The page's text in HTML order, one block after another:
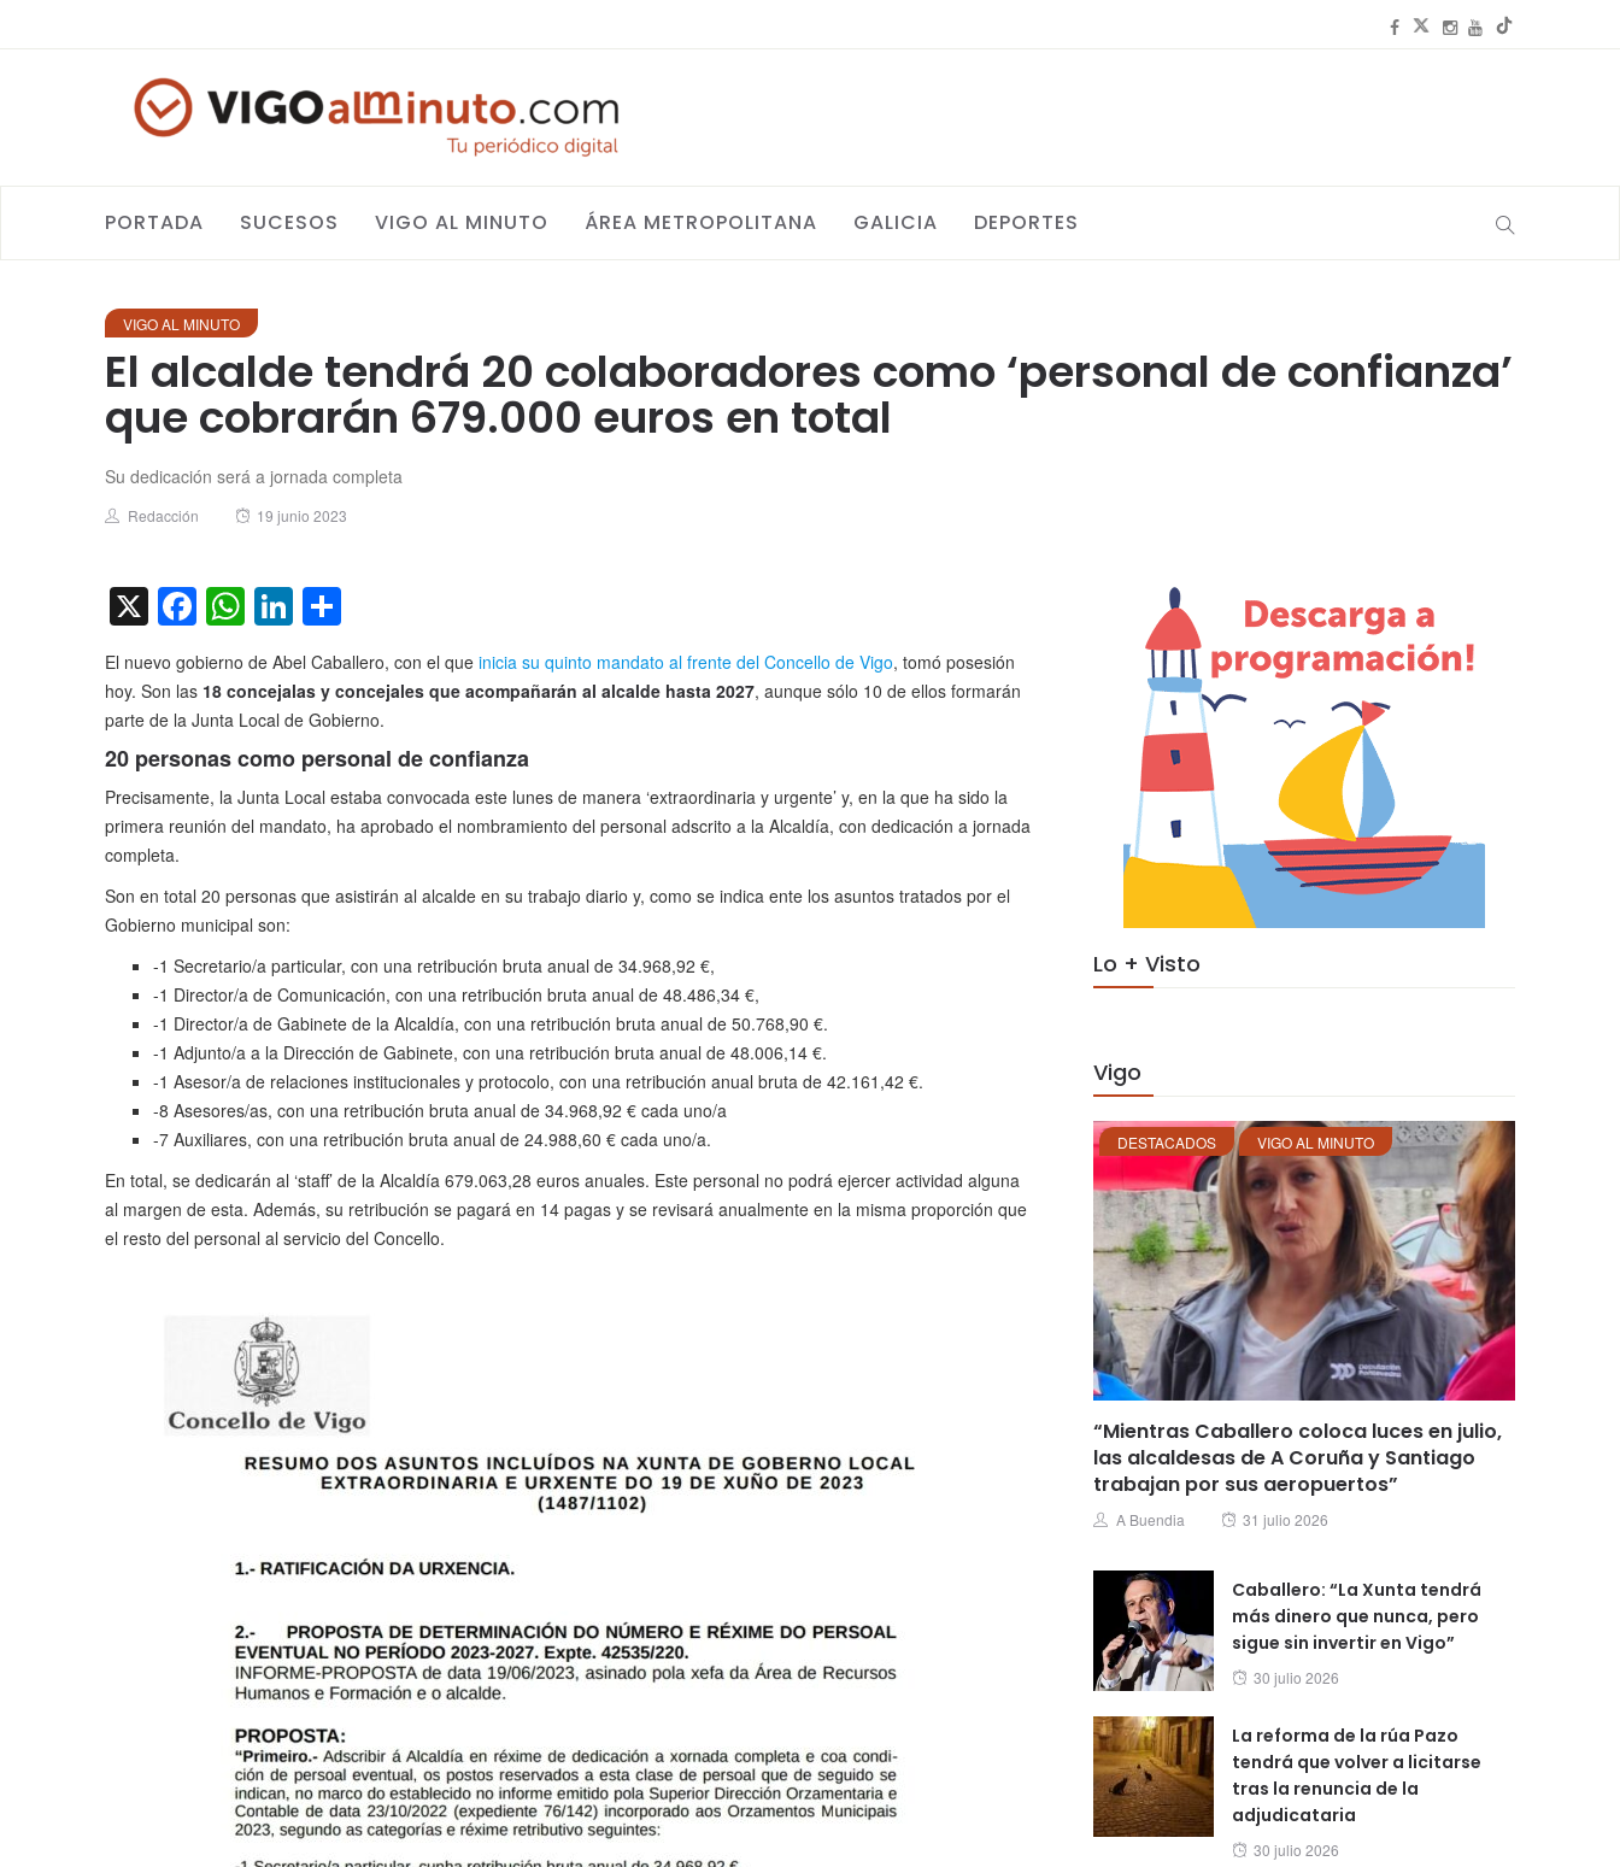
PORTADA SUCESOS VIGO AL MINUTO ÁREA METROPOLITANA GALICIA DEPORTES
VIGO AL MINUTO
El alcalde tendrá 20 colaboradores como ‘personal de confianza’
que cobrarán 679.000 euros en total
Su dedicación será a jornada completa
Author
Redacción
Posted
19 junio 2023
X Facebook
WhatsApp
LinkedIn
El nuevo gobierno de Abel Caballero, con el que inicia su quinto mandato al frente del Concello de Vigo, tomó posesión
hoy. Son las 18 concejalas y concejales que acompañarán al alcalde hasta 2027, aunque sólo 10 de ellos formarán
parte de la Junta Local de Gobierno.
20 personas como personal de confianza
Precisamente, la Junta Local estaba convocada este lunes de manera ‘extraordinaria y urgente’ y, en la que ha sido la
primera reunión del mandato, ha aprobado el nombramiento del personal adscrito a la Alcaldía, con dedicación a jornada
completa.
Son en total 20 personas que asistirán al alcalde en su trabajo diario y, como se indica ente los asuntos tratados por el
Gobierno municipal son:
-1 Secretario/a particular, con una retribución bruta anual de 34.968,92 €,
-1 Director/a de Comunicación, con una retribución bruta anual de 48.486,34 €,
-1 Director/a de Gabinete de la Alcaldía, con una retribución bruta anual de 50.768,90 €.
-1 Adjunto/a a la Dirección de Gabinete, con una retribución bruta anual de 48.006,14 €.
-1 Asesor/a de relaciones institucionales y protocolo, con una retribución anual bruta de 42.161,42 €.
-8 Asesores/as, con una retribución bruta anual de 34.968,92 € cada uno/a
-7 Auxiliares, con una retribución bruta anual de 24.988,60 € cada uno/a.
En total, se dedicarán al ‘staff’ de la Alcaldía 679.063,28 euros anuales. Este personal no podrá ejercer actividad alguna
al margen de esta. Además, su retribución se pagará en 14 pagas y se revisará anualmente en la misma proporción que
el resto del personal al servicio del Concello.
Lo + Visto
Vigo
DESTACADOS VIGO AL MINUTO
“Mientras Caballero coloca luces en julio,
las alcaldesas de A Coruña y Santiago
trabajan por sus aeropuertos”
Author
A Buendia
Posted
31 julio 2026
Caballero: “La Xunta tendrá
más dinero que nunca, pero
sigue sin invertir en Vigo”
Posted
30 julio 2026
La reforma de la rúa Pazo
tendrá que volver a licitarse
tras la renuncia de la
adjudicataria
Posted
30 julio 2026